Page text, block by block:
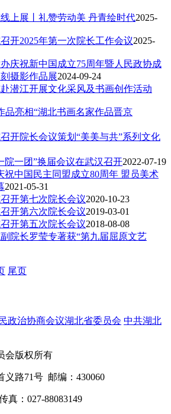
上展丨礼赞劳动美 丹青绘时代2025-
开2025年第一次院长工作会议2025-
庆祝新中国成立75周年暨人民政协成
摄影作品展2024-09-24
潜江开展文化采风及书画创作活动
品亮相“湖北书画名家作品晋京
开院长会议策划“美美与共”系列文化
院一团”换届会议在武汉召开2022-07-19
中国民主同盟成立80周年 盟员美术
2021-05-31
开第七次院长会议2020-10-23
开第六次院长会议2019-03-01
开第五次院长会议2018-08-08
院长罗莹专著获“第九届屈原文艺
尾页
政治协商会议湖北省委员会 中共湖北
会版权所有
义路71号 邮编：430060
真：027-88083149